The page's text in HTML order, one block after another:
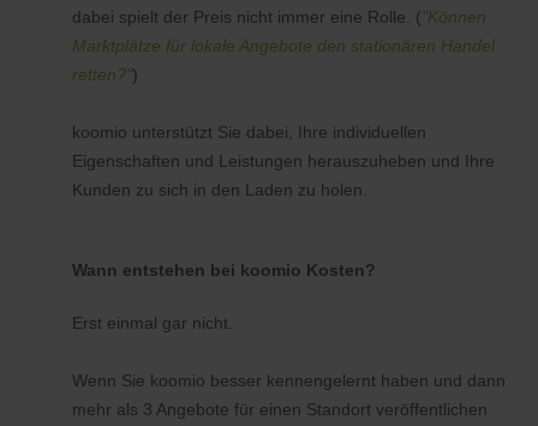
dabei spielt der Preis nicht immer eine Rolle. ("Können
Marktplätze für lokale Angebote den stationären Handel
retten?")
koomio unterstützt Sie dabei, Ihre individuellen
Eigenschaften und Leistungen herauszuheben und Ihre
Kunden zu sich in den Laden zu holen.
Wann entstehen bei koomio Kosten?
Erst einmal gar nicht.
Wenn Sie koomio besser kennengelernt haben und dann
mehr als 3 Angebote für einen Standort veröffentlichen